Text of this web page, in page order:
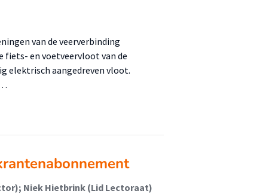
van de veerverbinding
fiets- en voetveervloot van de
elektrisch aangedreven vloot.
Niek Hietbrink (Lid Lectoraat)